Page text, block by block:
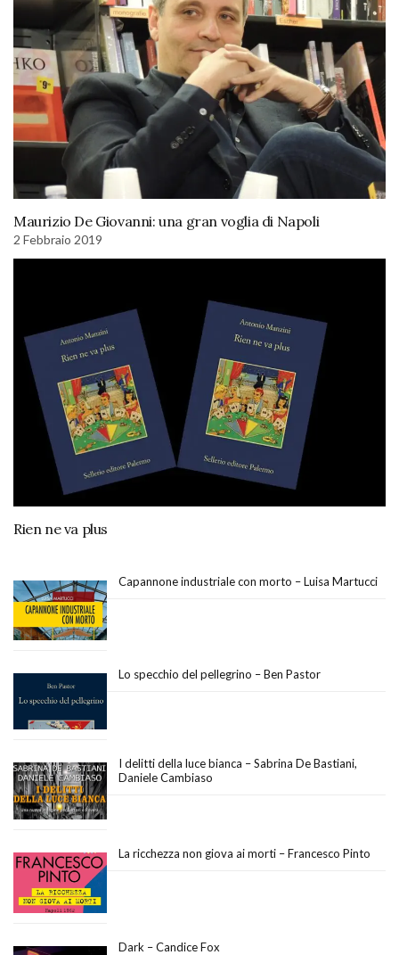
Maurizio De Giovanni: una gran voglia di Napoli
2 Febbraio 2019
Rien ne va plus
Capannone industriale con morto – Luisa Martucci
Lo specchio del pellegrino – Ben Pastor
I delitti della luce bianca – Sabrina De Bastiani,
Daniele Cambiaso
La ricchezza non giova ai morti – Francesco Pinto
Dark – Candice Fox